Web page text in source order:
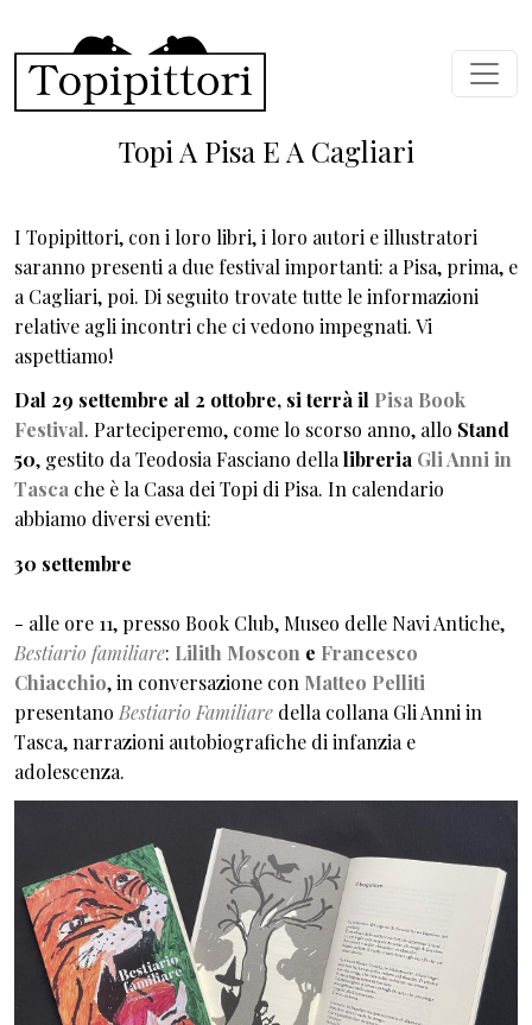
Topi A Pisa E A Cagliari
I Topipittori, con i loro libri, i loro autori e illustratori
saranno presenti a due festival importanti: a Pisa, prima, e
a Cagliari, poi. Di seguito trovate tutte le informazioni
relative agli incontri che ci vedono impegnati. Vi
aspettiamo!
Dal 29 settembre al 2 ottobre, si terrà il Pisa Book
Festival. Parteciperemo, come lo scorso anno, allo Stand
50, gestito da Teodosia Fasciano della libreria Gli Anni in
Tasca che è la Casa dei Topi di Pisa. In calendario
abbiamo diversi eventi:
30 settembre
- alle ore 11, presso Book Club, Museo delle Navi Antiche,
Bestiario familiare: Lilith Moscon e Francesco
Chiacchio, in conversazione con Matteo Pelliti
presentano Bestiario Familiare della collana Gli Anni in
Tasca, narrazioni autobiografiche di infanzia e
adolescenza.